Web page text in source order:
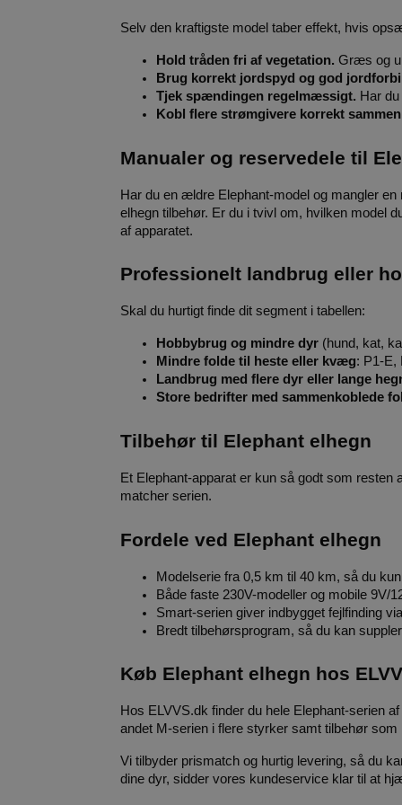
Selv den kraftigste model taber effekt, hvis
Hold tråden fri af vegetation. Græs og
Brug korrekt jordspyd og god
Tjek spændingen regelmæssigt. Har
Kobl flere strømgivere korrekt sammen
Manualer og reservedele til
Har du en ældre Elephant-model og mangler
elhegn tilbehør. Er du i tvivl om, hvilken model
af apparatet.
Professionelt landbrug eller
Skal du hurtigt finde dit segment i tabellen:
Hobbybrug og mindre dyr (hund, kat,
Mindre folde til heste eller kvæg: P1-E,
Landbrug med flere dyr eller lange
Store bedrifter med sammenkoblede
Tilbehør til Elephant elhegn
Et Elephant-apparat er kun så godt som resten
matcher serien.
Fordele ved Elephant elhegn
Modelserie fra 0,5 km til 40 km, så du
Både faste 230V-modeller og mobile 9V/
Smart-serien giver indbygget fejlfinding
Bredt tilbehørsprogram, så du kan
Køb Elephant elhegn hos
Hos ELVVS.dk finder du hele Elephant-serien
andet M-serien i flere styrker samt tilbehør
Vi tilbyder prismatch og hurtig levering, så du
dine dyr, sidder vores kundeservice klar til at